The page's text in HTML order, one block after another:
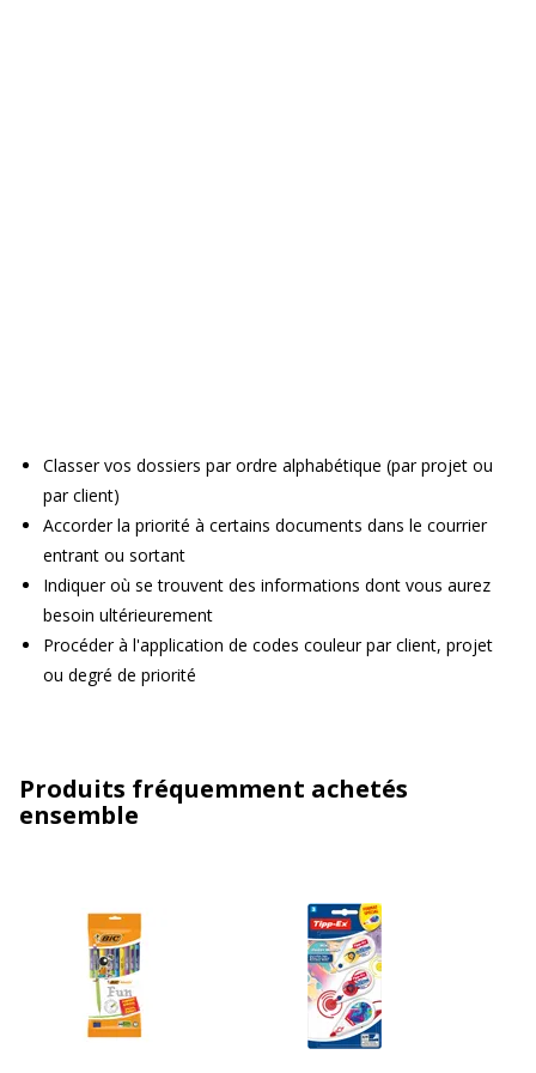
Classer vos dossiers par ordre alphabétique (par projet ou
par client)
Accorder la priorité à certains documents dans le courrier
entrant ou sortant
Indiquer où se trouvent des informations dont vous aurez
besoin ultérieurement
Procéder à l'application de codes couleur par client, projet
ou degré de priorité
Produits fréquemment achetés
ensemble